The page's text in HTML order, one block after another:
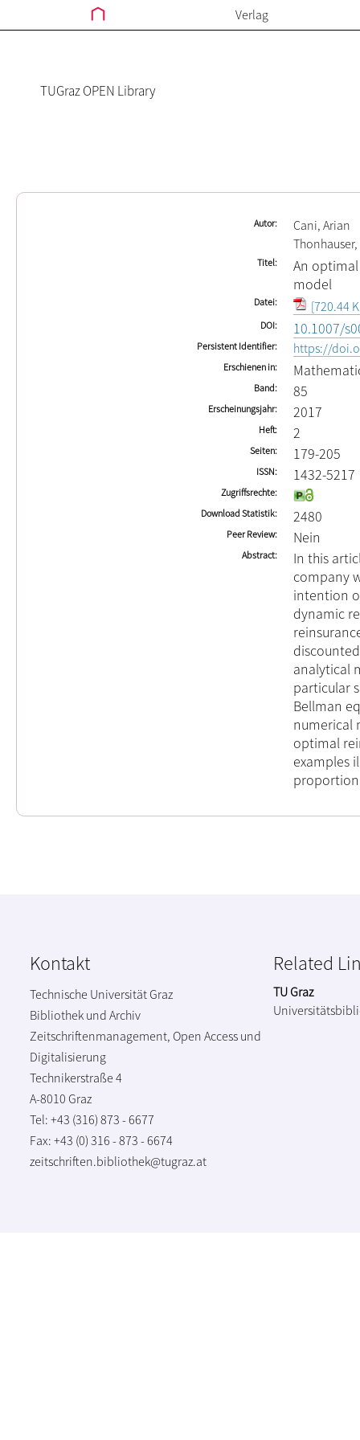
Verlag
TUGraz OPEN Library
Autor
Cani, Arian
Titel
An
model
Datei [720.44
DOI 10.1007/
Persistent Identifier https://
Erschienen in
Band 85
Erscheinungsjahr 2017
Heft 2
Seiten 179-205
ISSN 1432-5217
Zugriffsrechte
Download Statistik
2480
Peer Review Nein
Abstract
In this
company
intention
dynamic
analytical
particular
Bellman
numerical
optimal
examples
Kontakt
Technische Universität Graz
Bibliothek und Archiv
Zeitschriftenmanagement, Open Access und
Digitalisierung
Technikerstraße 4
A-8010 Graz
Tel: +43 (316) 873 - 6677
Fax: +43 (0) 316 - 873 - 6674
zeitschriften.bibliothek@tugraz.at
Related
TU Graz